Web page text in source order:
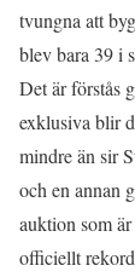
tvungna att
blev bara 39 i
Det är förstås
exklusiva blir
mindre än sir
och en annan
auktion som
officiellt